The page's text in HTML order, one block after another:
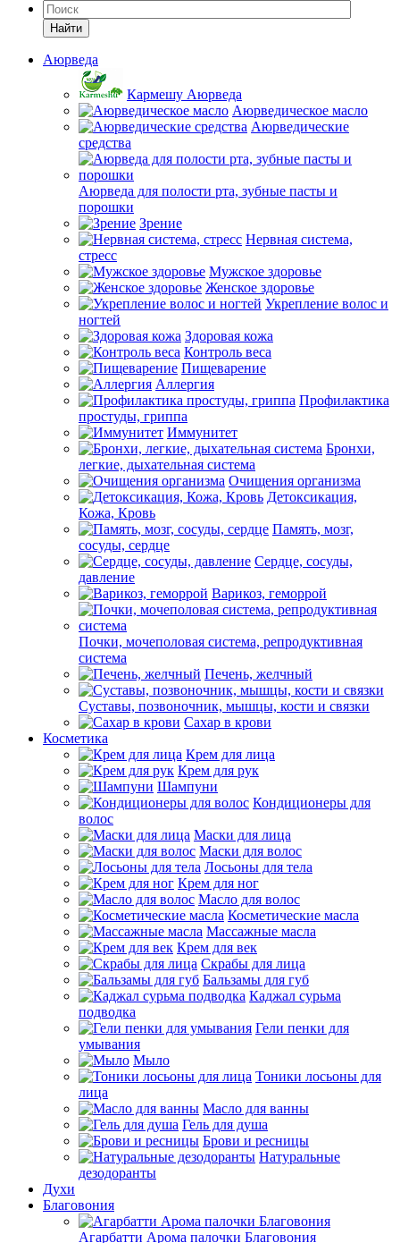
Найти
Аюрведа
Кармешу Аюрведа
Аюрведическое масло
Аюрведические
средства
Аюрведа для полости рта, зубные пасты и
порошки
Зрение
Нервная система,
стресс
Мужское здоровье
Женское здоровье
Укрепление волос и
ногтей
Здоровая кожа
Контроль веса
Пищеварение
Аллергия
Профилактика
простуды, гриппа
Иммунитет
Бронхи,
легкие, дыхательная система
Очищения организма
Детоксикация,
Кожа, Кровь
Память, мозг,
сосуды, сердце
Сердце, сосуды,
давление
Варикоз, геморрой
Почки, мочеполовая система, репродуктивная
система
Печень, желчный
Суставы, позвоночник, мышцы, кости и связки
Сахар в крови
Косметика
Крем для лица
Крем для рук
Шампуни
Кондиционеры для
волос
Маски для лица
Маски для волос
Лосьоны для тела
Крем для ног
Масло для волос
Косметические масла
Массажные масла
Крем для век
Скрабы для лица
Бальзамы для губ
Каджал сурьма
подводка
Гели пенки для
умывания
Мыло
Тоники лосьоны для
лица
Масло для ванны
Гель для душа
Брови и ресницы
Натуральные
дезодоранты
Духи
Благовония
Агарбатти Арома палочки Благовония